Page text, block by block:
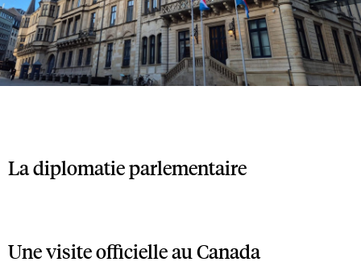
La diplomatie parlementaire
Une visite officielle au Canada